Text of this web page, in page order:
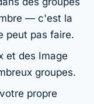
— c'est la
peut pas faire.
et des Image
groupes.
propre